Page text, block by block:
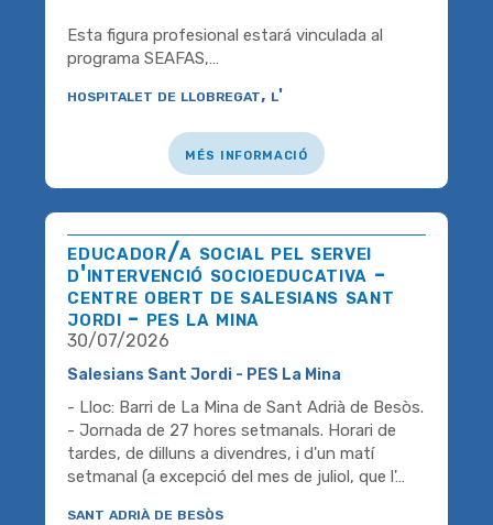
Esta figura profesional estará vinculada al
programa SEAFAS,…
hospitalet de llobregat, l'
més informació
educador/a social pel servei
d'intervenció socioeducativa -
centre obert de salesians sant
jordi - pes la mina
30/07/2026
Salesians Sant Jordi - PES La Mina
- Lloc: Barri de La Mina de Sant Adrià de Besòs.
- Jornada de 27 hores setmanals. Horari de
tardes, de dilluns a divendres, i d'un matí
setmanal (a excepció del mes de juliol, que l'…
sant adrià de besòs